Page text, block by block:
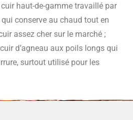
cuir haut-de-gamme travaillé par
conserve au chaud tout en
assez cher sur le marché ;
cuir d’agneau aux poils longs qui
surtout utilisé pour les